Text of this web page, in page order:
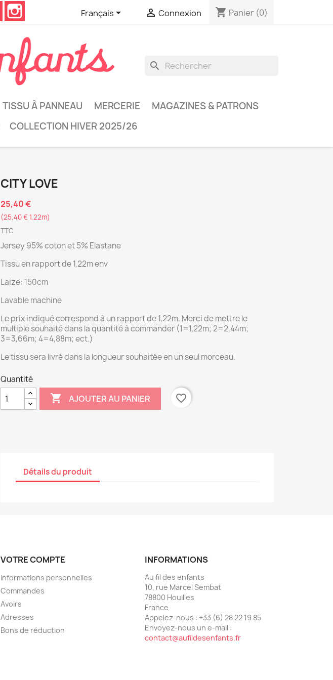
Facebook
Français  Connexion shopping_cart Panier (0)
search
TISSU À PANNEAU MERCERIE
MAGAZINES & PATRONS
COLLECTION HIVER 2025/26
CITY LOVE
25,40 €
(25,40 € 1,22m)
TTC
Jersey 95% coton et 5% Elastane
Tissu en rapport de 1,22m env
Laize: 150cm
Lavable machine
Le prix indiqué correspond à un rapport de 1,22m. Merci de mettre le
multiple souhaité dans la quantité à commander (1=1,22m; 2=2,44m;
3=3,66m; 4=4,88m; ect.)
Le tissu sera livré dans la longueur souhaitée en un seul morceau.
Quantité
 AJOUTER AU PANIER favorite_border
Détails du produit
VOTRE COMPTE
Informations personnelles
Commandes
Avoirs
Adresses
Bons de réduction
INFORMATIONS
Au fil des enfants
10, rue Marcel Sembat
78800 Houilles
France
Appelez-nous : +33 (6) 28 22 19 85
Envoyez-nous un e-mail :
contact@aufildesenfants.fr